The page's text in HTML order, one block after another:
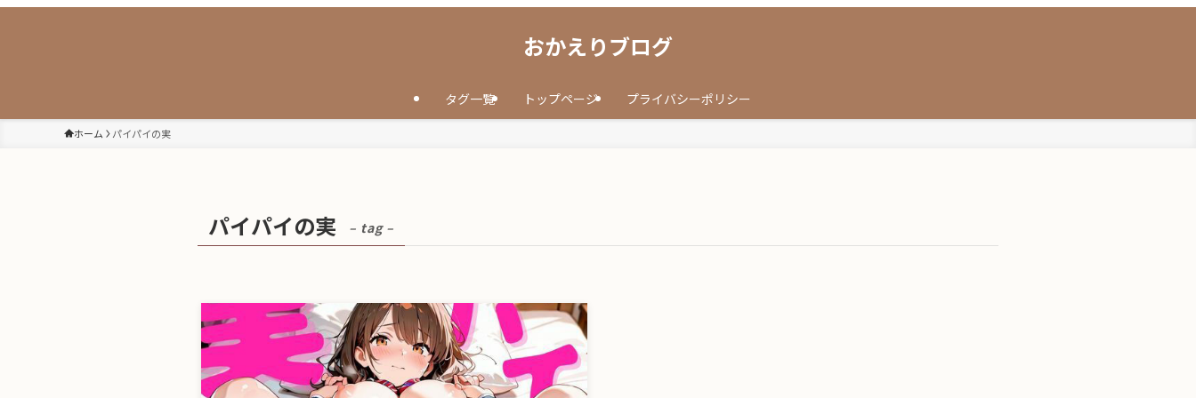
おかえりブログ
タグ一覧 トップページ プライバシーポリシー
ホーム パイパイの実
パイパイの実 – tag –